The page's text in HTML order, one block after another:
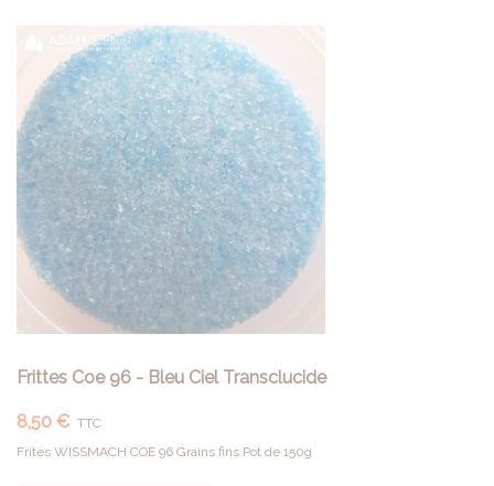
Frittes Coe 96 - Bleu Ciel Transclucide
8,50 € TTC
Frites WISSMACH COE 96 Grains fins Pot de 150g